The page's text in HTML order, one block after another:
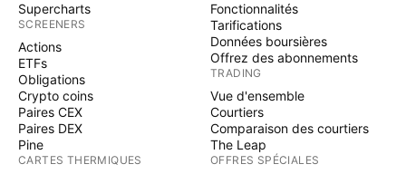
Supercharts
SCREENERS
Actions
ETFs
Obligations
Crypto coins
Paires CEX
Paires DEX
Pine
CARTES THERMIQUES
Fonctionnalités
Tarifications
Données boursières
Offrez des abonnements
TRADING
Vue d'ensemble
Courtiers
Comparaison des courtiers
The Leap
OFFRES SPÉCIALES